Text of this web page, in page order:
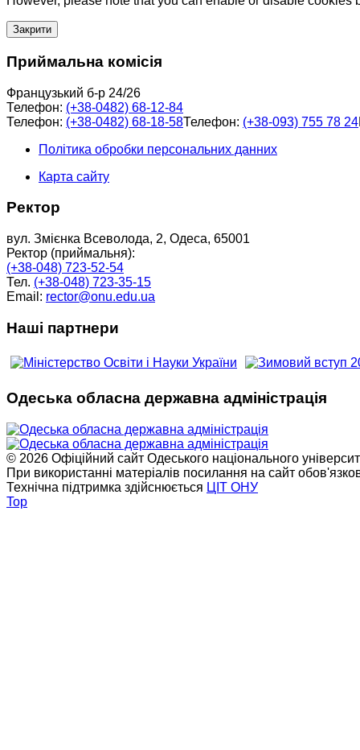
Закрити
Приймальна комісія
Французький б-р 24/26
Телефон: (+38-0482) 68-12-84
Телефон: (+38-0482) 68-18-58Телефон: (+38-093) 755 78 24
Політика обробки персональних данних
Карта сайту
Ректор
вул. Змієнка Всеволода, 2, Одеса, 65001
Ректор (приймальня):
(+38-048) 723-52-54
Тел. (+38-048) 723-35-15
Email: rector@onu.edu.ua
Наші партнери
Одеська обласна державна адміністрація
© 2026 Офіційний сайт Одеського національного
При використанні матеріалів посилання на сайт
Технічна підтримка здійснюється ЦІТ ОНУ
Top